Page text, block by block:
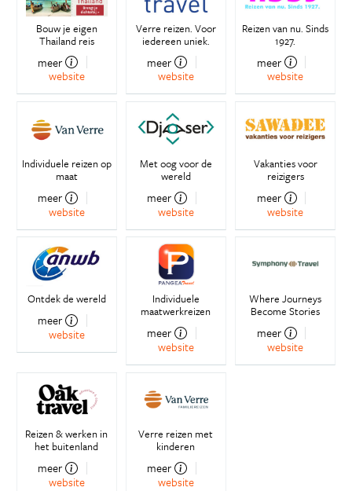
Bouw je eigen
Thailand reis
meer
website
Verre reizen. Voor
iedereen uniek.
meer
website
Reizen van nu. Sinds
1927.
meer
website
Individuele reizen op
maat
meer
website
Met oog voor de
wereld
meer
website
Vakanties voor
reizigers
meer
website
Ontdek de wereld
meer
website
Individuele
maatwerkreizen
meer
website
Where Journeys
Become Stories
meer
website
Reizen & werken in
het buitenland
meer
website
Verre reizen met
kinderen
meer
website